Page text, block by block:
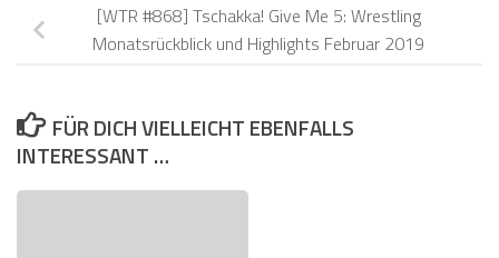
[WTR #868] Tschakka! Give Me 5: Wrestling
Monatsrückblick und Highlights Februar 2019
FÜR DICH VIELLEICHT EBENFALLS
INTERESSANT …